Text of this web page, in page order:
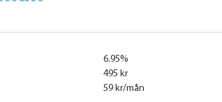
6.95%
495 kr
59 kr/mån